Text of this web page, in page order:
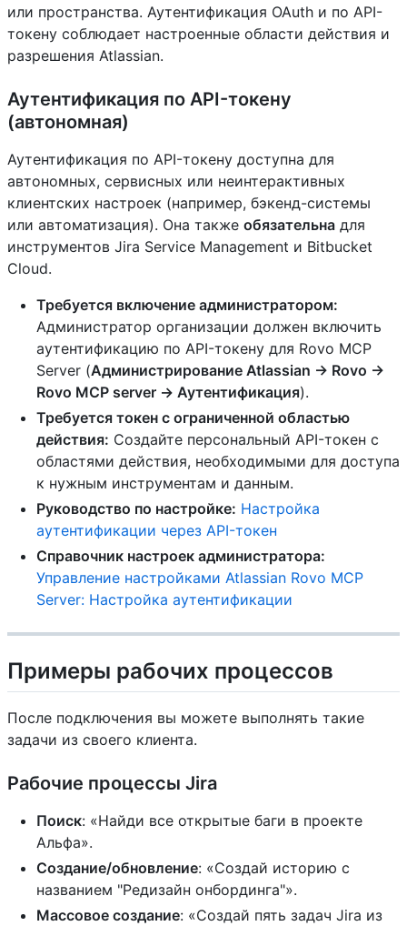
или пространства. Аутентификация OAuth и по API-
токену соблюдает настроенные области действия и
разрешения Atlassian.
Аутентификация по API-токену
(автономная)
Аутентификация по API-токену доступна для
автономных, сервисных или неинтерактивных
клиентских настроек (например, бэкенд-системы
или автоматизация). Она также обязательна для
инструментов Jira Service Management и Bitbucket
Cloud.
Требуется включение администратором:
Администратор организации должен включить
аутентификацию по API-токену для Rovo MCP
Server (Администрирование Atlassian → Rovo →
Rovo MCP server → Аутентификация).
Требуется токен с ограниченной областью
действия: Создайте персональный API-токен с
областями действия, необходимыми для доступа
к нужным инструментам и данным.
Руководство по настройке: Настройка
аутентификации через API-токен
Справочник настроек администратора:
Управление настройками Atlassian Rovo MCP
Server: Настройка аутентификации
Примеры рабочих процессов
После подключения вы можете выполнять такие
задачи из своего клиента.
Рабочие процессы Jira
Поиск: «Найди все открытые баги в проекте
Альфа».
Создание/обновление: «Создай историю с
названием "Редизайн онбординга"».
Массовое создание: «Создай пять задач Jira из